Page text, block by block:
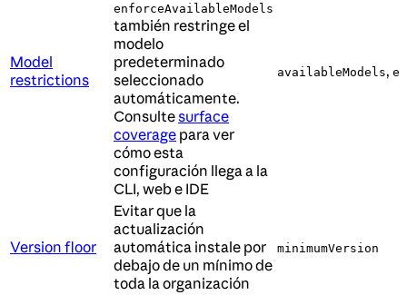
Model
restrictions
enforceAvailableModels
también restringe el
modelo
predeterminado
seleccionado
automáticamente.
Consultesurface
coverage para ver
cómo esta
configuración llega a la
CLI, web e IDE
availableModels,
Version floor
Evitar que la
actualización
automática instale por
debajo de un mínimo de
toda la organización
minimumVersion